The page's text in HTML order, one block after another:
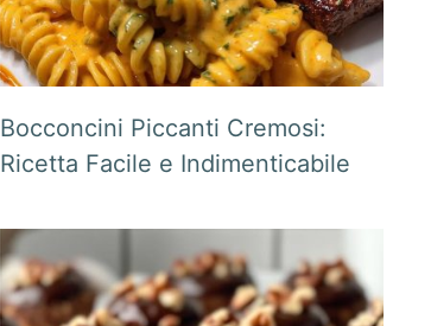
Bocconcini Piccanti Cremosi:
Ricetta Facile e Indimenticabile